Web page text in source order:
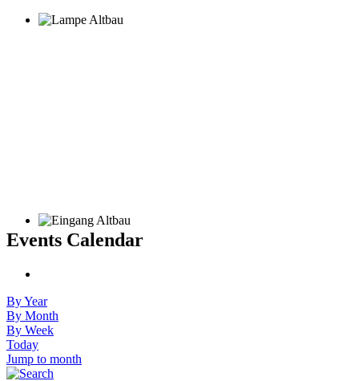
Events Calendar
By Year
By Month
By Week
Today
Jump to month